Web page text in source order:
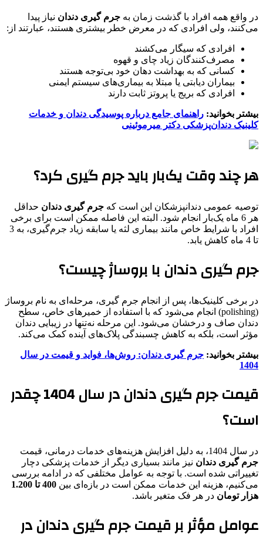
در واقع همه افراد با گذشت زمان به جرم گیری دندان نیاز پیدا
می‌کنند، ولی افرادی که در معرض خطر بیشتری هستند، عبارتند از:
افرادی که سیگار می‌کشند
مصرف‌کنندگان زیاد چای و قهوه
کسانی که به بهداشت دهان خود بی‌توجه هستند
بیماران دیابتی یا مبتلا به بیماری‌های سیستم ایمنی
افرادی که بریج یا پروتز ثابت دارند
بیشتر بخوانید: راهنمای جامع درباره پوسیدگی دندان و خدمات
کلینیک دندان‌پزشکی دکتر میرموئینی
هر چند وقت یک‌بار باید جرم گیری کرد؟
توصیه عمومی دندانپزشکان این است که جرم گیری دندان حداقل
هر 6 ماه یک‌بار انجام شود. البته این فاصله ممکن است برای برخی
افراد با شرایط خاص مانند بیماری لثه یا سابقه زیاد جرم‌گیری، به 3
تا 4 ماه کاهش یابد.
جرم گیری دندان با بروساژ چیست؟
در برخی کلینیک‌ها، پس از انجام جرم گیری، مرحله‌ای به نام بروساژ
(polishing) انجام می‌شود که با استفاده از خمیرهای خاص، سطح
دندان صاف و درخشان می‌شود. این مرحله نه‌تنها در زیبایی دندان
مؤثر است، بلکه به کاهش چسبندگی پلاک‌های آینده کمک می‌کند.
بیشتر بخوانید: جرم گیری دندان: روش‌ها، فواید و قیمت در سال
1404
قیمت جرم گیری دندان در سال 1404 چقدر
است؟
در سال 1404، به دلیل افزایش هزینه‌های خدمات درمانی، قیمت
جرم گیری دندان نیز مانند بسیاری دیگر از خدمات پزشکی دچار
تغییراتی شده است. با توجه به عوامل مختلفی که در ادامه بررسی
می‌کنیم، هزینه این خدمات ممکن است در بازه‌ای بین
400 تا 1.200
هزار تومان در هر فک متغیر باشد.
عوامل مؤثر بر قیمت جرم گیری دندان در